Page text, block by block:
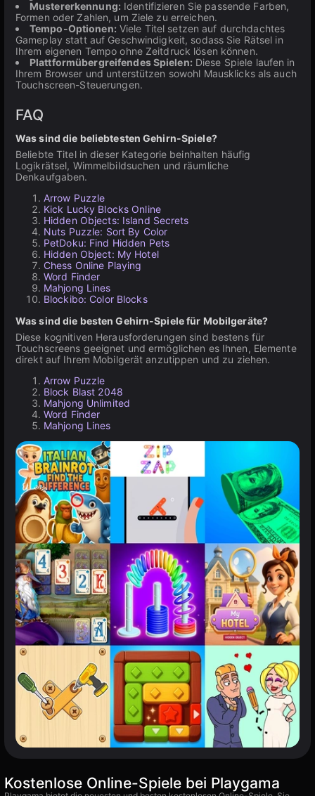
Mustererkennung: Identifizieren Sie passende Farben,
Formen oder Zahlen, um Ziele zu erreichen.
Tempo-Optionen: Viele Titel setzen auf durchdachtes
Gameplay statt auf Geschwindigkeit, sodass Sie Rätsel in
Ihrem eigenen Tempo ohne Zeitdruck lösen können.
Plattformübergreifendes Spielen: Diese Spiele laufen in
Ihrem Browser und unterstützen sowohl Mausklicks als auch
Touchscreen-Steuerungen.
FAQ
Was sind die beliebtesten Gehirn-Spiele?
Beliebte Titel in dieser Kategorie beinhalten häufig
Logikrätsel, Wimmelbildsuchen und räumliche
Denkaufgaben.
Arrow Puzzle
Kick Lucky Blocks Online
Hidden Objects: Island Secrets
Nuts Puzzle: Sort By Color
PetDoku: Find Hidden Pets
Hidden Object: My Hotel
Chess Online Playing
Word Finder
Mahjong Lines
Blockibo: Color Blocks
Was sind die besten Gehirn-Spiele für Mobilgeräte?
Diese kognitiven Herausforderungen sind bestens für
Touchscreens geeignet und ermöglichen es Ihnen, Elemente
direkt auf Ihrem Mobilgerät anzutippen und zu ziehen.
Arrow Puzzle
Block Blast 2048
Mahjong Unlimited
Word Finder
Mahjong Lines
Kostenlose Online-Spiele bei Playgama